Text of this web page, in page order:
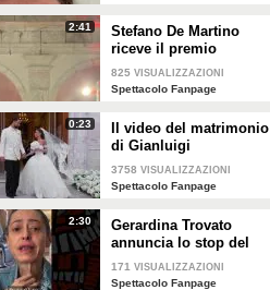
2:41
Stefano De Martino
riceve il premio
intitolato al padre
Enrico
825 VISUALIZZAZIONI
Spettacolo Fanpage
0:23
Il video del matrimonio
di Gianluigi
Donnarumma e Alessia
Elefante
3758 VISUALIZZAZIONI
Spettacolo Fanpage
2:30
Gerardina Trovato
annuncia lo stop del
tour per problemi di
salute
171 VISUALIZZAZIONI
Spettacolo Fanpage